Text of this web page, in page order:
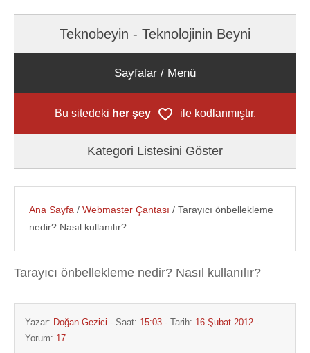
Teknobeyin - Teknolojinin Beyni
Sayfalar / Menü
Bu sitedeki her şey ile kodlanmıştır.
Kategori Listesini Göster
Ana Sayfa /Webmaster Çantası / Tarayıcı önbellekleme
nedir? Nasıl kullanılır?
Tarayıcı önbellekleme nedir? Nasıl kullanılır?
Yazar: Doğan Gezici - Saat: 15:03 - Tarih: 16 Şubat 2012 -
Yorum: 17